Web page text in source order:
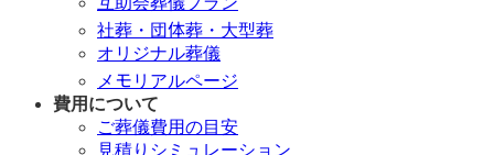
社葬・団体葬・大型葬
オリジナル葬儀
メモリアルページ
費用について
ご葬儀費用の目安
見積りシミュレーション